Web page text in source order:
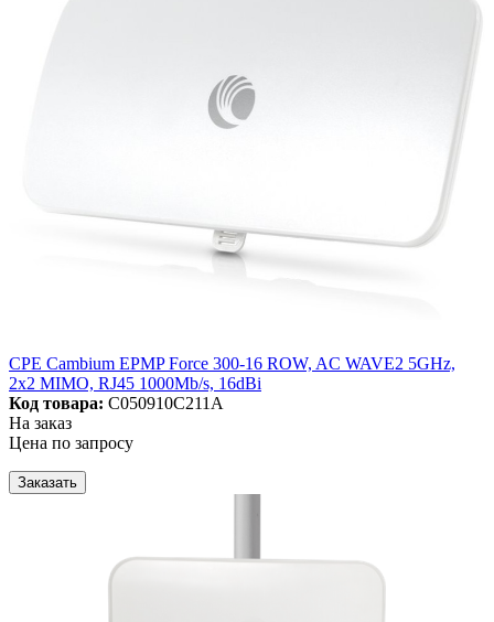
CPE Cambium EPMP Force 300-16 ROW, AC WAVE2 5GHz,
2x2 MIMO, RJ45 1000Mb/s, 16dBi
Код товара: C050910C211A
На заказ
Цена по запросу
Заказать